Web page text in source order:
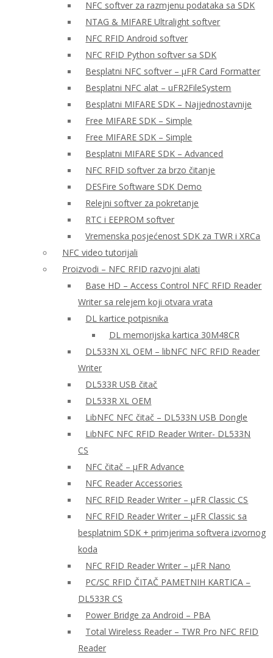
NFC softver za razmjenu podataka sa SDK
NTAG & MIFARE Ultralight softver
NFC RFID Android softver
NFC RFID Python softver sa SDK
Besplatni NFC softver – μFR Card Formatter
Besplatni NFC alat – uFR2FileSystem
Besplatni MIFARE SDK – Najjednostavnije
Free MIFARE SDK – Simple
Free MIFARE SDK – Simple
Besplatni MIFARE SDK – Advanced
NFC RFID softver za brzo čitanje
DESFire Software SDK Demo
Relejni softver za pokretanje
RTC i EEPROM softver
Vremenska posjećenost SDK za TWR i XRCa
NFC video tutorijali
Proizvodi – NFC RFID razvojni alati
Base HD – Access Control NFC RFID Reader
Writer sa relejem koji otvara vrata
DL kartice potpisnika
DL memorijska kartica 30M48CR
DL533N XL OEM – libNFC NFC RFID Reader
Writer
DL533R USB čitač
DL533R XL OEM
LibNFC NFC čitač – DL533N USB Dongle
LibNFC NFC RFID Reader Writer- DL533N
CS
NFC čitač – μFR Advance
NFC Reader Accessories
NFC RFID Reader Writer – μFR Classic CS
NFC RFID Reader Writer – μFR Classic sa
besplatnim SDK + primjerima softvera izvornog
koda
NFC RFID Reader Writer – μFR Nano
PC/SC RFID ČITAČ PAMETNIH KARTICA –
DL533R CS
Power Bridge za Android – PBA
Total Wireless Reader – TWR Pro NFC RFID
Reader